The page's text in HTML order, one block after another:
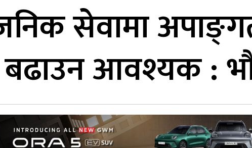
सेवामा
आवश्यक :